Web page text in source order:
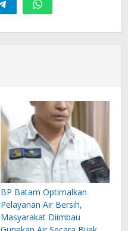
BP Batam Optimalkan
Pelayanan Air Bersih,
Masyarakat Diimbau